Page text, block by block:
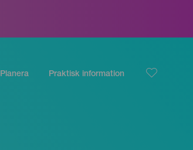
Planera Praktisk information